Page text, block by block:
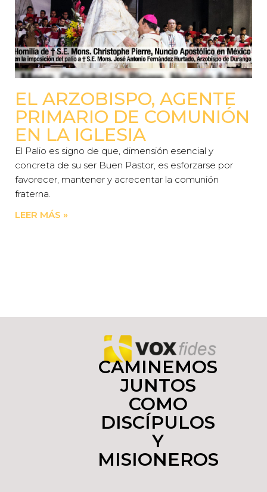
EL ARZOBISPO, AGENTE
PRIMARIO DE COMUNIÓN
EN LA IGLESIA
El Palio es signo de que, dimensión esencial y
concreta de su ser Buen Pastor, es esforzarse por
favorecer, mantener y acrecentar la comunión
fraterna.
LEER MÁS »
CAMINEMOS
JUNTOS
COMO
DISCÍPULOS
Y
MISIONEROS